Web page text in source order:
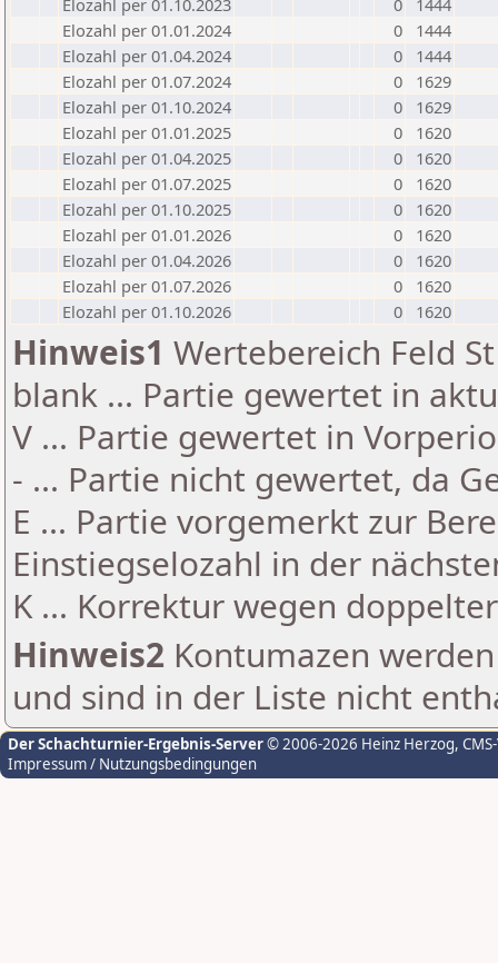
Elozahl per 01.10.2023
0
1444
Elozahl per 01.01.2024
0
1444
Elozahl per 01.04.2024
0
1444
Elozahl per 01.07.2024
0
1629
Elozahl per 01.10.2024
0
1629
Elozahl per 01.01.2025
0
1620
Elozahl per 01.04.2025
0
1620
Elozahl per 01.07.2025
0
1620
Elozahl per 01.10.2025
0
1620
Elozahl per 01.01.2026
0
1620
Elozahl per 01.04.2026
0
1620
Elozahl per 01.07.2026
0
1620
Elozahl per 01.10.2026
0 1620
Hinweis1 Wertebereich Feld
blank ... Partie gewertet in
V ... Partie gewertet in
- ... Partie nicht gewertet, da
E ... Partie vorgemerkt zur
Einstiegselozahl in der
K ... Korrektur wegen
Hinweis2 Kontumazen
und sind in der Liste nicht
Der Schachturnier-Ergebnis-Server© 2006-2026 Heinz Herzog,
Impressum / Nutzungsbedingungen